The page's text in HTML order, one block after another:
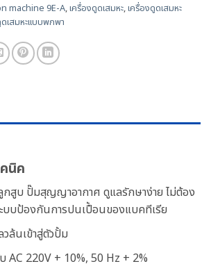
machine 9E-A,เครื่องดูดเสมหะ,เครื่องดูดเสมหะ
เสมหะแบบพกพา
นิค
กสูบ ปั๊มสุญญาอากาศ ดูแลรักษาง่าย ไม่ต้อง
บบป้องกันการปนเปื้อนของแบคทีเรีย
ล้นเข้าสู่ตัวปั้ม
AC 220V + 10%, 50 Hz + 2%